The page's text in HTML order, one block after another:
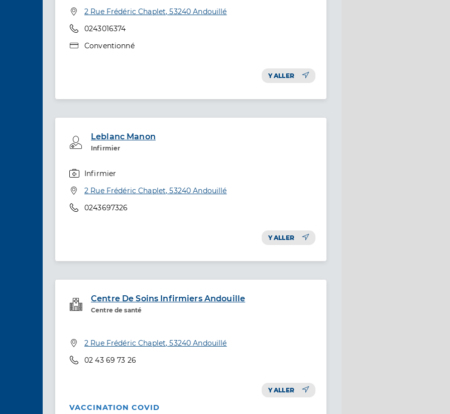
Adresse
2 Rue Frédéric Chaplet, 53240 Andouillé
Téléphone
0243016374
Type de convention
Conventionné
Y ALLER
Leblanc Manon
Infirmier
Professionel de santé
Infirmier
Adresse
2 Rue Frédéric Chaplet, 53240 Andouillé
Téléphone
0243697326
Y ALLER
Centre De Soins Infirmiers Andouille
Centre de santé
Service de santé
Adresse
2 Rue Frédéric Chaplet, 53240 Andouillé
Téléphone
02 43 69 73 26
Y ALLER
VACCINATION COVID